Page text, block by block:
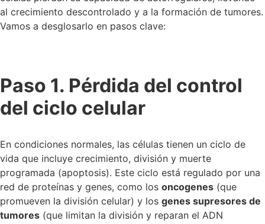
al crecimiento descontrolado y a la formación de tumores.
Vamos a desglosarlo en pasos clave:
Paso 1. Pérdida del control
del ciclo celular
En condiciones normales, las células tienen un ciclo de
vida que incluye crecimiento, división y muerte
programada (apoptosis). Este ciclo está regulado por una
red de proteínas y genes, como los oncogenes (que
promueven la división celular) y los genes supresores de
tumores (que limitan la división y reparan el ADN